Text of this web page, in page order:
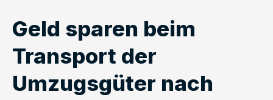
Geld sparen beim
Transport der
Umzugsgüter nach